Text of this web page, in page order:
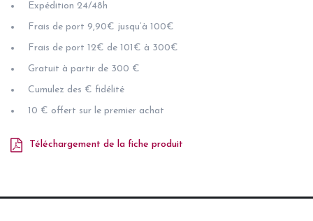
Expédition 24/48h
Frais de port 9,90€ jusqu’à 100€
Frais de port 12€ de 101€ à 300€
Gratuit à partir de 300 €
Cumulez des € fidélité
10 € offert sur le premier achat
Téléchargement de la fiche produit